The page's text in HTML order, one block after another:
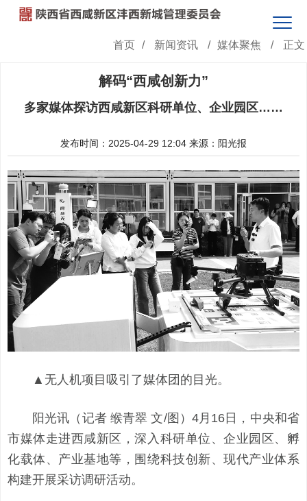
首页 / 新闻资讯 / 媒体聚焦 / 正文
解码“西咸创新力”
多家媒体探访西咸新区科研单位、企业园区……
发布时间：2025-04-29 12:04 来源：阳光报
▲无人机项目吸引了媒体团的目光。
阳光讯（记者 缑青翠 文/图）4月16日，中央和省
市媒体走进西咸新区，深入科研单位、企业园区、孵
化载体、产业基地等，围绕科技创新、现代产业体系
构建开展采访调研活动。